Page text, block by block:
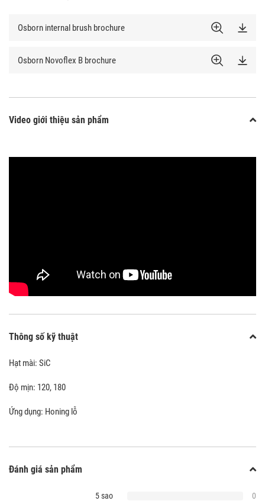
Osborn internal brush brochure
Osborn Novoflex B brochure
Video giới thiệu sản phẩm
Thông số kỹ thuật
Hạt mài: SiC
Độ mịn: 120, 180
Ứng dụng: Honing lỗ
Đánh giá sản phẩm
5 sao
0